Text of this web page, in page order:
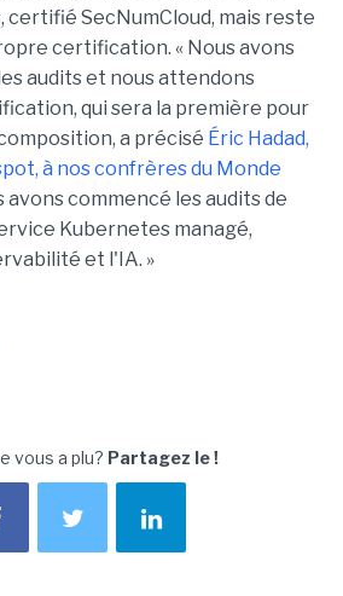
certifié SecNumCloud, mais reste
certification. « Nous avons
audits et nous attendons
qui sera la première pour
a précisé Éric Hadad,
à nos confrères du Monde
avons commencé les audits de
Kubernetes managé,
et l'IA. »
vous a plu? Partagez le !